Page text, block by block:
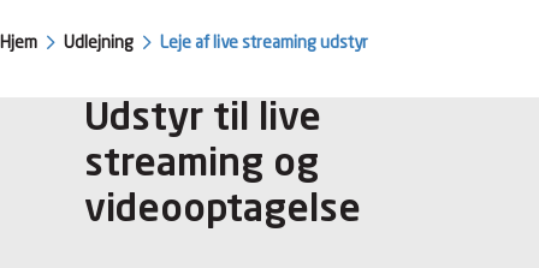
Hjem Udlejning Leje af live streaming udstyr
Udstyr til live
streaming og
videooptagelse